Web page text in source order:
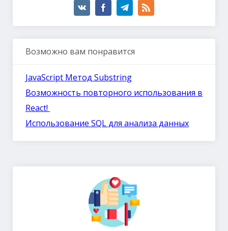
Возможно вам понравится
JavaScript Метод Substring
Возможность повторного использования в
React!
Использование SQL для анализа данных